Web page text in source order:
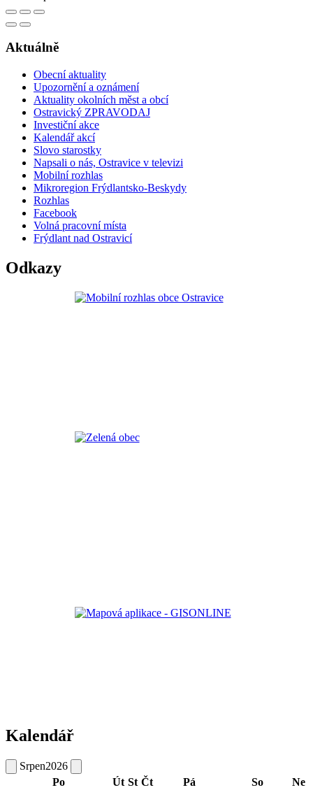
Aktuálně
Obecní aktuality
Upozornění a oznámení
Aktuality okolních měst a obcí
Ostravický ZPRAVODAJ
Investiční akce
Kalendář akcí
Slovo starostky
Napsali o nás, Ostravice v televizi
Mobilní rozhlas
Mikroregion Frýdlantsko-Beskydy
Rozhlas
Facebook
Volná pracovní místa
Frýdlant nad Ostravicí
Odkazy
Kalendář
Srpen2026
Po
Út St Čt Pá So Ne